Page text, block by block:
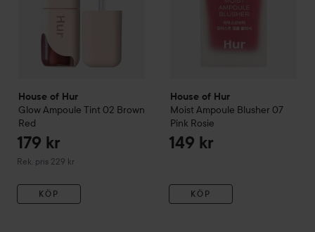
House of Hur
Glow Ampoule Tint 02 Brown
Red
179 kr
Rek. pris 229 kr
Rekommenderat pris 229 kr
KÖP
House of Hur
Moist Ampoule Blusher 07
Pink Rosie
149 kr
KÖP